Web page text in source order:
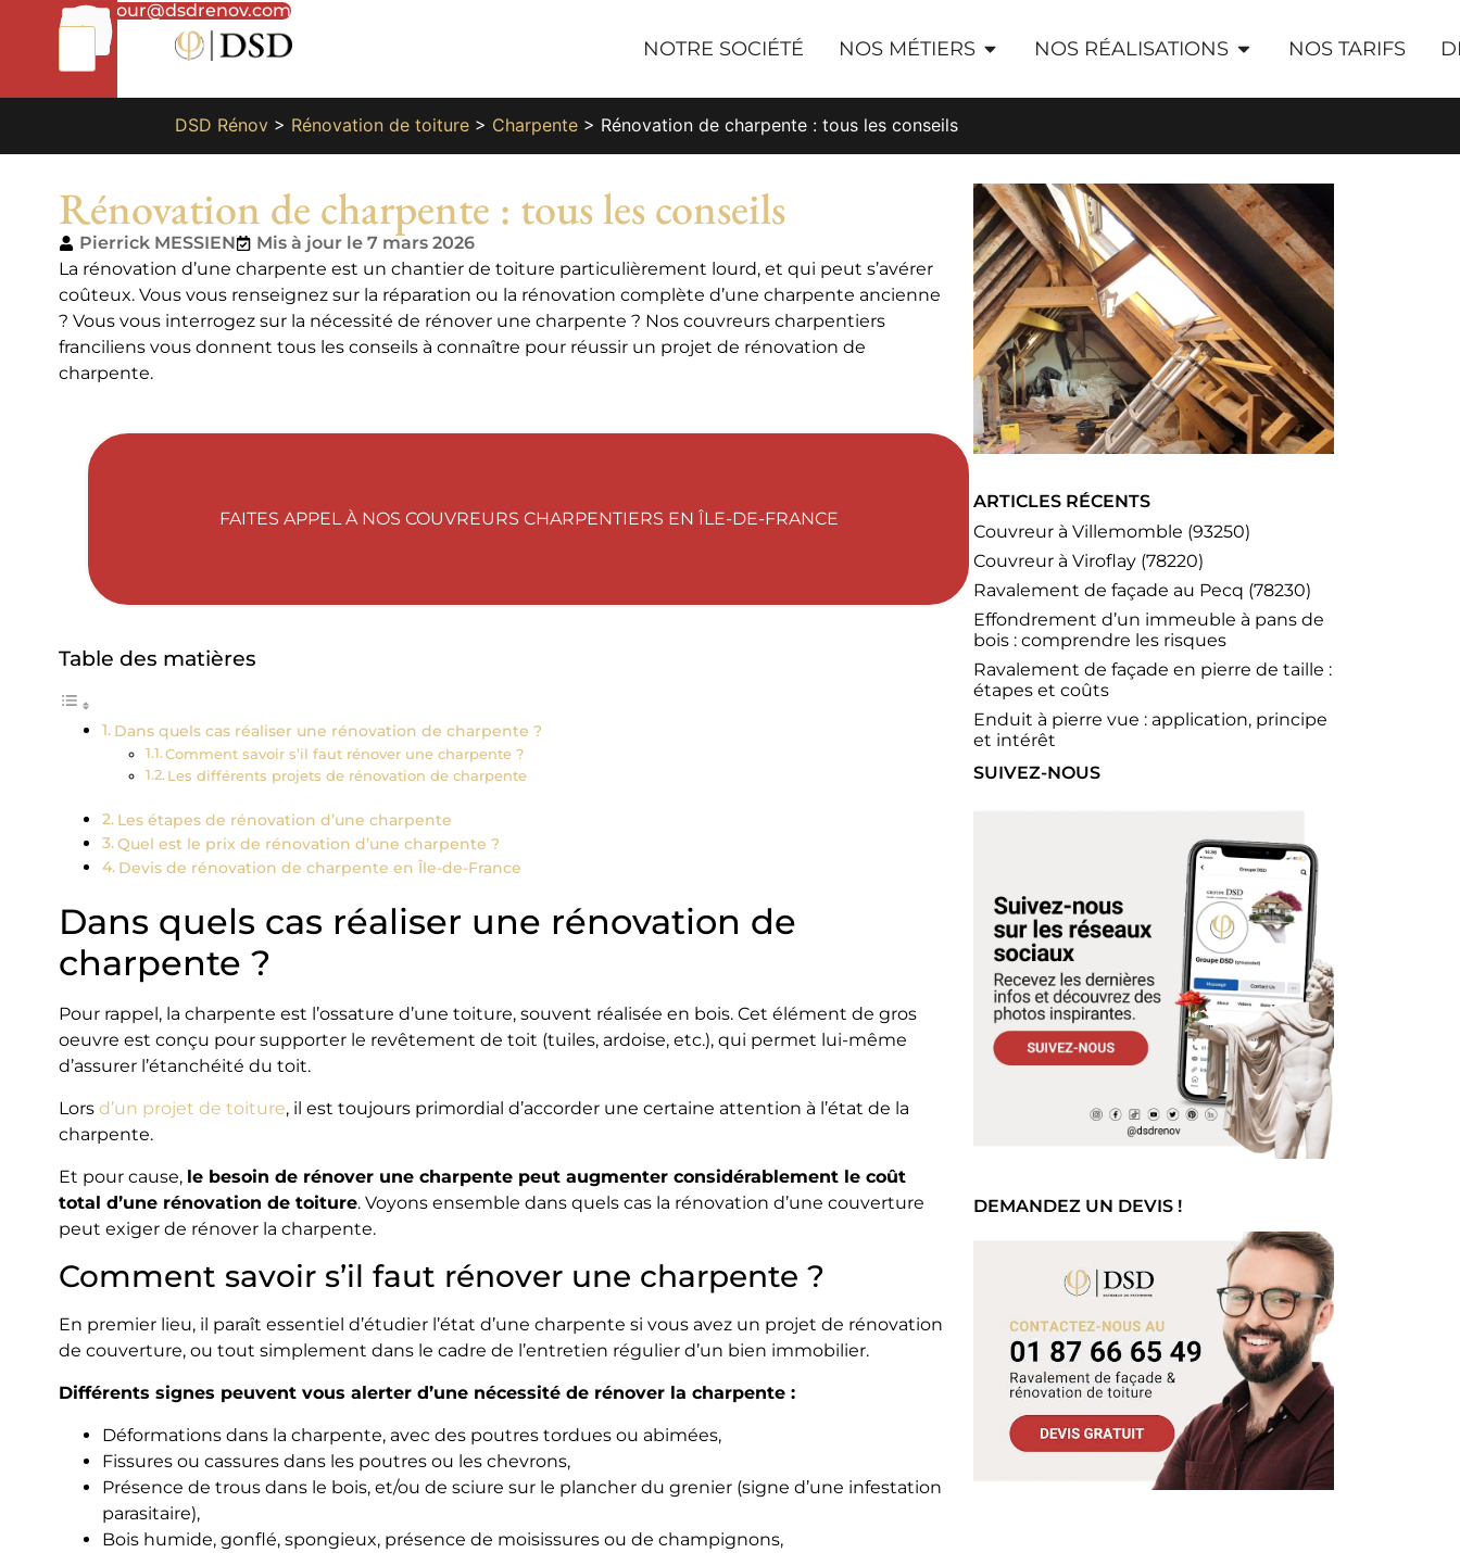
01
87
65
49
bonjour@dsdrenov.com
NOTRE SOCIÉTÉ NOS MÉTIERS NOS RÉALISATIONS NOS TARIFS
DSD Rénov > Rénovation de toiture > Charpente > Rénovation de charpente : tous les conseils
Rénovation de charpente : tous les conseils
Pierrick MESSIEN
Mis à jour le 7 mars 2026
La rénovation d’une charpente est un chantier de toiture particulièrement lourd, et qui peut s’avérer
coûteux. Vous vous renseignez sur la réparation ou la rénovation complète d’une charpente ancienne
? Vous vous interrogez sur la nécessité de rénover une charpente ? Nos couvreurs charpentiers
franciliens vous donnent tous les conseils à connaître pour réussir un projet de rénovation de
charpente.
FAITES APPEL À NOS COUVREURS CHARPENTIERS EN ÎLE-DE-FRANCE
Table des matières
Dans quels cas réaliser une rénovation de charpente ?
Comment savoir s’il faut rénover une charpente ?
Les différents projets de rénovation de charpente
Les étapes de rénovation d’une charpente
Quel est le prix de rénovation d’une charpente ?
Devis de rénovation de charpente en Île-de-France
Dans quels cas réaliser une rénovation de
charpente ?
Pour rappel, la charpente est l’ossature d’une toiture, souvent réalisée en bois. Cet élément de gros
oeuvre est conçu pour supporter le revêtement de toit (tuiles, ardoise, etc.), qui permet lui-même
d’assurer l’étanchéité du toit.
Lors d’un projet de toiture, il est toujours primordial d’accorder une certaine attention à l’état de la
charpente.
Et pour cause, le besoin de rénover une charpente peut augmenter considérablement le coût
total d’une rénovation de toiture. Voyons ensemble dans quels cas la rénovation d’une couverture
peut exiger de rénover la charpente.
Comment savoir s’il faut rénover une charpente ?
En premier lieu, il paraît essentiel d’étudier l’état d’une charpente si vous avez un projet de rénovation
de couverture, ou tout simplement dans le cadre de l’entretien régulier d’un bien immobilier.
Différents signes peuvent vous alerter d’une nécessité de rénover la charpente :
Déformations dans la charpente, avec des poutres tordues ou abimées,
Fissures ou cassures dans les poutres ou les chevrons,
Présence de trous dans le bois, et/ou de sciure sur le plancher du grenier (signe d’une infestation
parasitaire),
Bois humide, gonflé, spongieux, présence de moisissures ou de champignons,
ARTICLES RÉCENTS
Couvreur à Villemomble (93250)
Couvreur à Viroflay (78220)
Ravalement de façade au Pecq (78230)
Effondrement d’un immeuble à pans de
bois : comprendre les risques
Ravalement de façade en pierre de taille :
étapes et coûts
Enduit à pierre vue : application, principe
et intérêt
SUIVEZ-NOUS
DEMANDEZ UN DEVIS !